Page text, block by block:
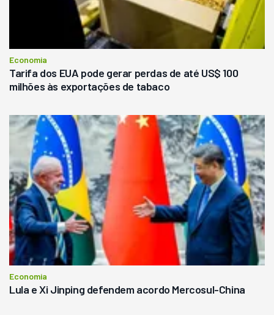
Economia
Tarifa dos EUA pode gerar perdas de até US$ 100
milhões às exportações de tabaco
Economia
Lula e Xi Jinping defendem acordo Mercosul-China